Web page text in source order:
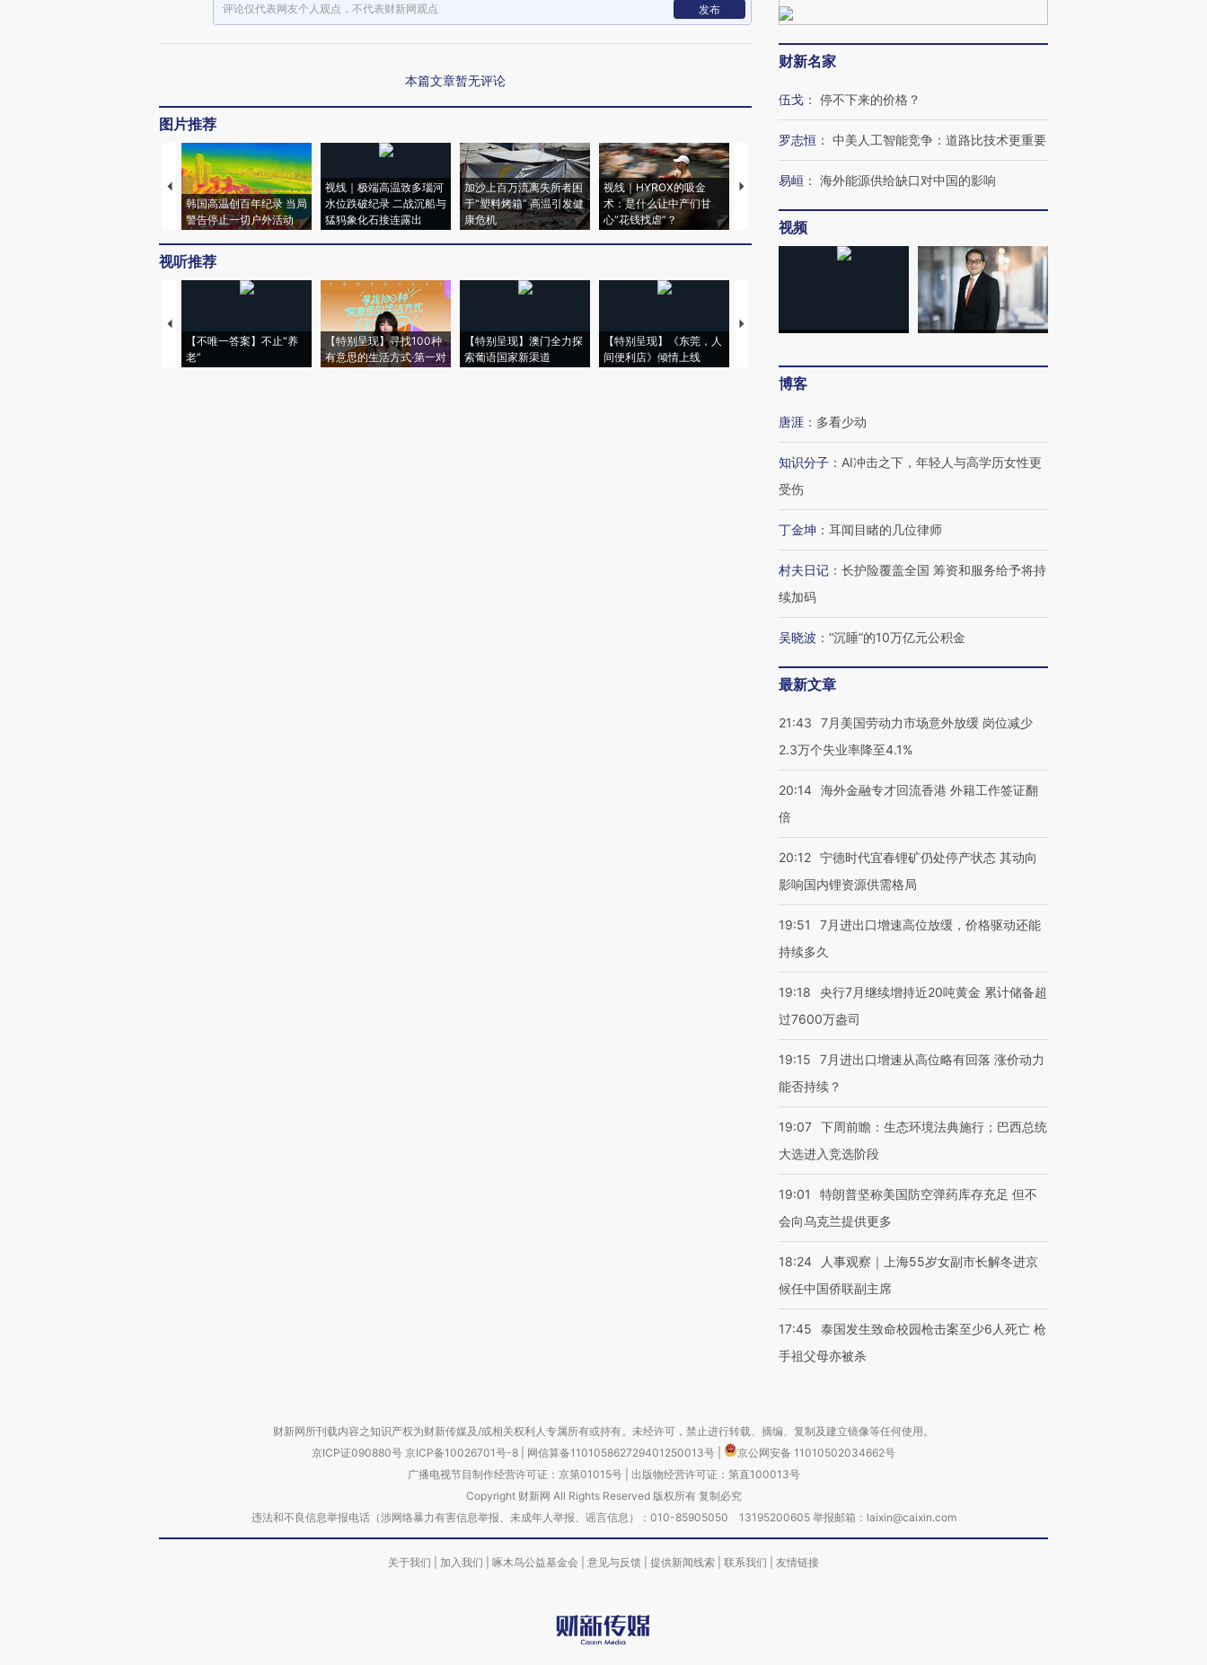
评论仅代表网友个人观点，不代表财新网观点 发布
本篇文章暂无评论
图片推荐
韩国高温创百年纪录 当局
警告停止一切户外活动
视线｜极端高温致多瑙河
水位跌破纪录 二战沉船与
猛犸象化石接连露出
加沙上百万流离失所者困
于“塑料烤箱” 高温引发健
康危机
视线｜HYROX的吸金
术：是什么让中产们甘
心“花钱找虐”？
马航飞行员跨国走私7万
视线｜被称为“蟑螂”的印
视听推荐
【不唯一答案】不止“养
老”
【特别呈现】寻找100种
有意思的生活方式·第一对
【特别呈现】澳门全力探
索葡语国家新渠道
【特别呈现】《东莞，人
间便利店》倾情上线
【推广】走进第四届链博
【商旅对话】华住集团
财新名家
伍戈 ： 停不下来的价格？
罗志恒 ： 中美人工智能竞争：道路比技术更重要
易峘 ： 海外能源供给缺口对中国的影响
视频
博客
唐涯 ： 多看少动
知识分子 ： AI冲击之下，年轻人与高学历女性更
受伤
丁金坤 ： 耳闻目睹的几位律师
村夫日记 ： 长护险覆盖全国 筹资和服务给予将持
续加码
吴晓波 ： “沉睡”的10万亿元公积金
最新文章
21:43
7月美国劳动力市场意外放缓 岗位减少
2.3万个失业率降至4.1%
20:14 海外金融专才回流香港 外籍工作签证翻
倍
20:12 宁德时代宜春锂矿仍处停产状态 其动向
影响国内锂资源供需格局
19:51
7月进出口增速高位放缓，价格驱动还能
持续多久
19:18
央行7月继续增持近20吨黄金 累计储备超
过7600万盎司
19:15
7月进出口增速从高位略有回落 涨价动力
能否持续？
19:07 下周前瞻：生态环境法典施行；巴西总统
大选进入竞选阶段
19:01
特朗普坚称美国防空弹药库存充足 但不
会向乌克兰提供更多
18:24
人事观察｜上海55岁女副市长解冬进京
候任中国侨联副主席
17:45
泰国发生致命校园枪击案至少6人死亡 枪
手祖父母亦被杀
财新网所刊载内容之知识产权为财新传媒及/或相关权利人专属所有或持有。未经许可，禁止进行转载、摘编、复制及建立镜像等任何使用。
京ICP证090880号 京ICP备10026701号-8 网信算备110105862729401250013号
京公网安备 11010502034662号
广播电视节目制作经营许可证：京第01015号| 出版物经营许可证：第直100013号
Copyright 财新网 All Rights Reserved 版权所有 复制必究
违法和不良信息举报电话（涉网络暴力有害信息举报、未成年人举报、谣言信息）：010-85905050 13195200605 举报邮箱：laixin@caixin.com
关于我们 加入我们 啄木鸟公益基金会 意见与反馈 提供新闻线索 联系我们 友情链接